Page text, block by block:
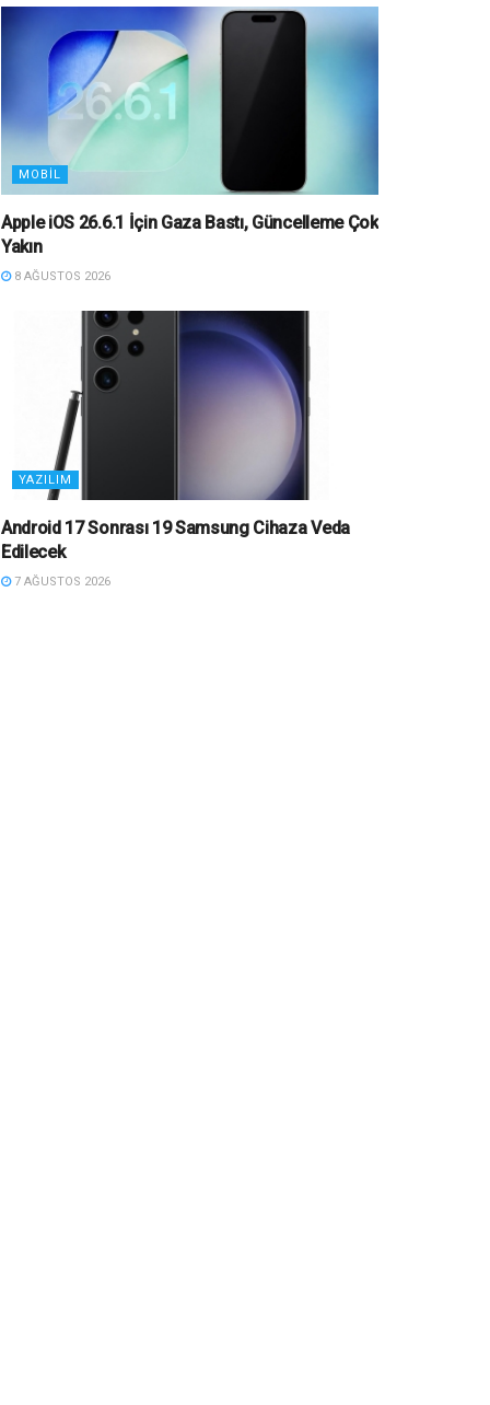
MOBIL
Apple iOS 26.6.1 İçin Gaza Bastı, Güncelleme Çok
Yakın
8 AĞUSTOS 2026
YAZILIM
Android 17 Sonrası 19 Samsung Cihaza Veda
Edilecek
7 AĞUSTOS 2026